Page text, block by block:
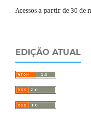
Acessos a partir de 30 de
EDIÇÃO ATUAL